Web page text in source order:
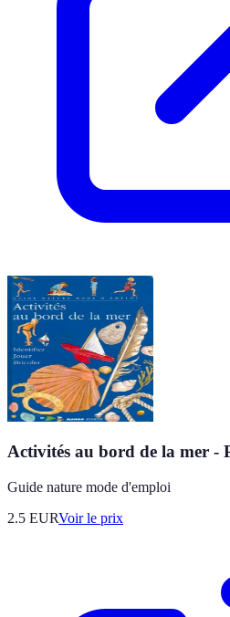
Activités au bord de la mer -
Guide nature mode d'emploi
2.5 EURVoir le prix